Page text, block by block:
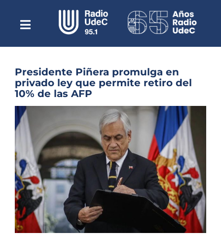
contenidoToggle
NavigationEscuchar Radio UdeC en vivo
Quiénes Somos
Programación
Podcast
Noticias
Reportajes
Columnas
Música Clásica
Especiales
Archivo Sonoro
Presidente Piñera promulga en
privado ley que permite retiro del
10% de las AFP
Ver
imagen
más
grande